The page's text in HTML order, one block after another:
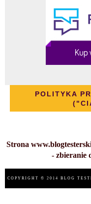
POLITYKA
Strona
- zbieranie
COPYRIGHT © 2014 BLOG